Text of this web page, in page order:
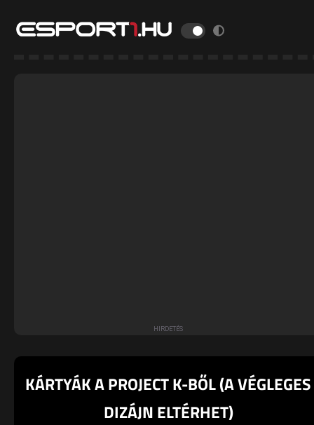
KÁRTYÁK A PROJECT K-BŐL (A VÉGLEGES
DIZÁJN ELTÉRHET)